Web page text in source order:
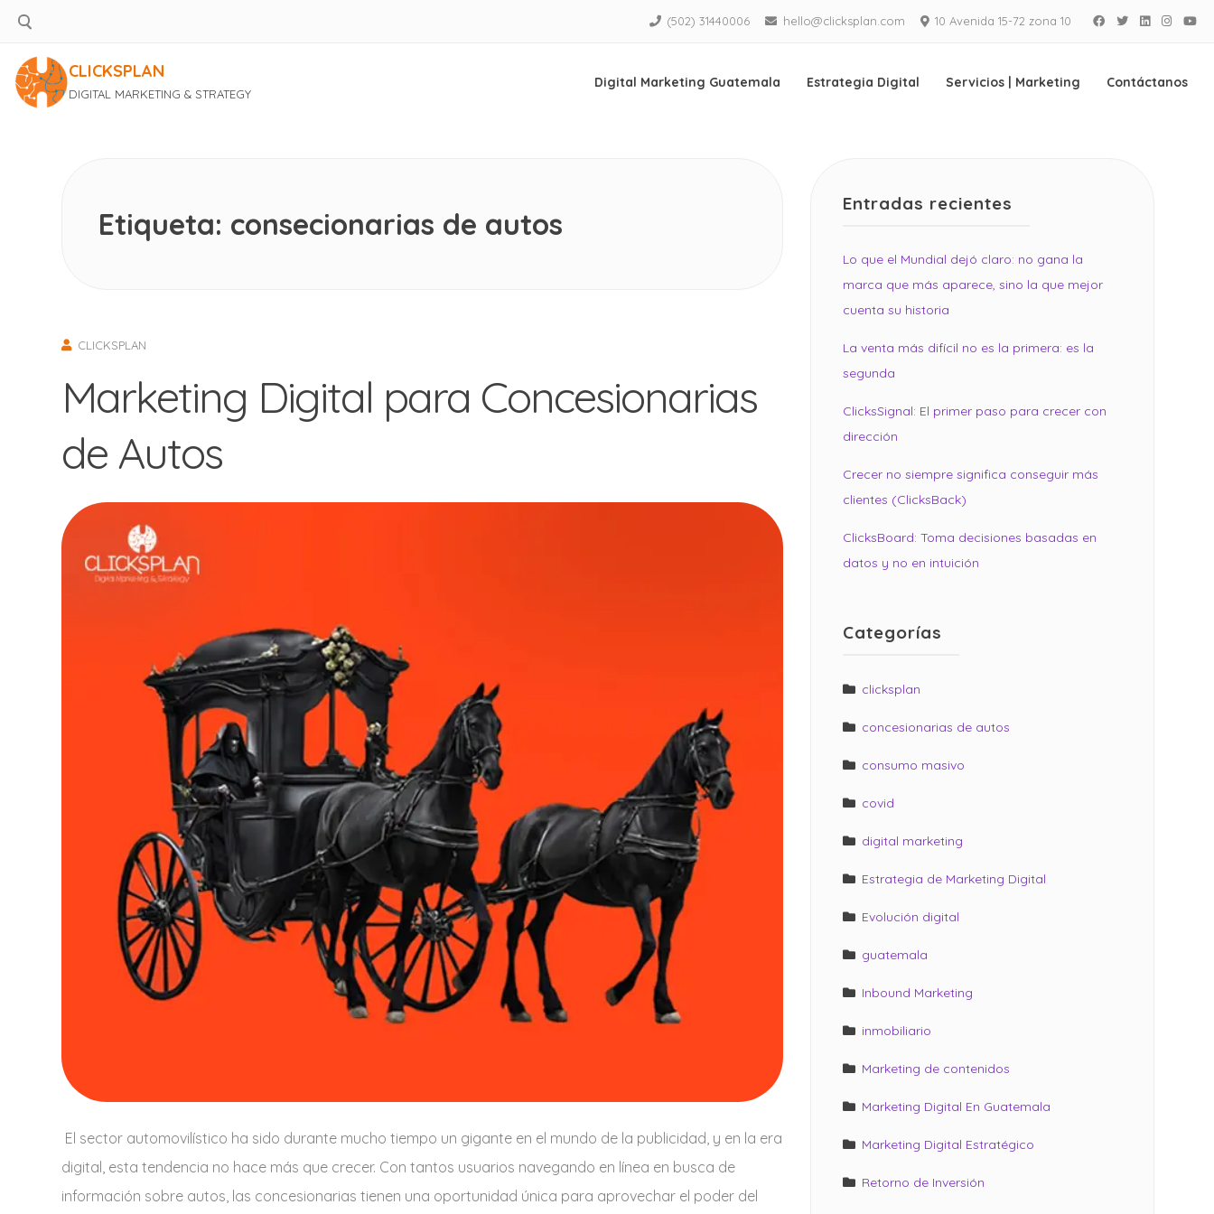
Saltar
(502) 31440006 hello@clicksplan.com 10 Avenida 15-72 zona 10 Facebook
TwitterLinkedIn
CLICKSPLAN
DIGITAL MARKETING & STRATEGY
Digital Marketing Guatemala Estrategia Digital Servicios | Marketing Contáctanos
Etiqueta: consecionarias de autos
CLICKSPLAN
Marketing Digital para Concesionarias
de Autos
El sector automovilístico ha sido durante mucho tiempo un gigante en el mundo de la publicidad, y en la era
digital, esta tendencia no hace más que crecer. Con tantos usuarios navegando en línea en busca de
información sobre autos, las concesionarias tienen una oportunidad única para aprovechar el poder del
Entradas recientes
Lo que el Mundial dejó claro: no gana la
marca que más aparece, sino la que mejor
cuenta su historia
La venta más difícil no es la primera: es la
segunda
ClicksSignal: El primer paso para crecer con
dirección
Crecer no siempre significa conseguir más
clientes (ClicksBack)
ClicksBoard: Toma decisiones basadas en
datos y no en intuición
Categorías
clicksplan
concesionarias de autos
consumo masivo
covid
digital marketing
Estrategia de Marketing Digital
Evolución digital
guatemala
Inbound Marketing
inmobiliario
Marketing de contenidos
Marketing Digital En Guatemala
Marketing Digital Estratégico
Retorno de Inversión